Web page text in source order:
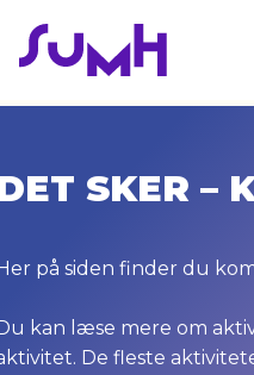
hovedindhold
SKER –
på siden finder du
kan læse mere om
De fleste